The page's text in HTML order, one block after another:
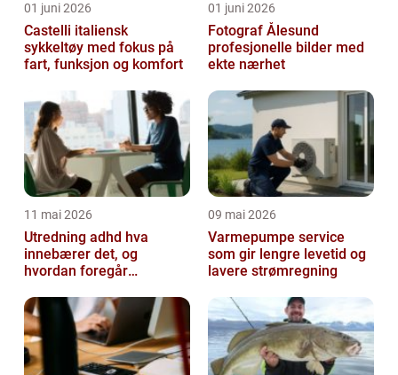
01 juni 2026
Castelli italiensk
sykkeltøy med fokus på
fart, funksjon og komfort
01 juni 2026
Fotograf Ålesund
profesjonelle bilder med
ekte nærhet
11 mai 2026
Utredning adhd hva
innebærer det, og
hvordan foregår
09 mai 2026
Varmepumpe service
som gir lengre levetid og
lavere strømregning